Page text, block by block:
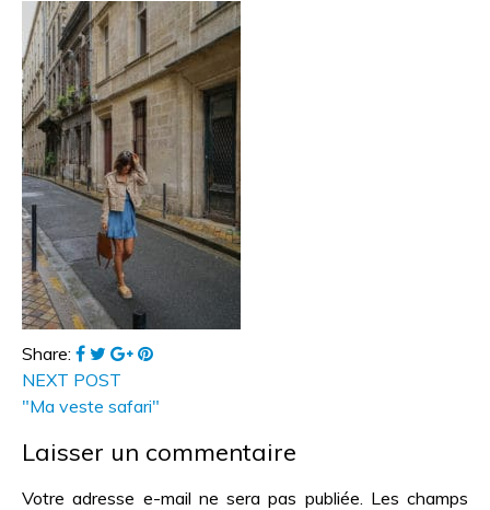
Share:
NEXT POST
"Ma veste safari"
Laisser un commentaire
Votre adresse e-mail ne sera pas publiée. Les champs